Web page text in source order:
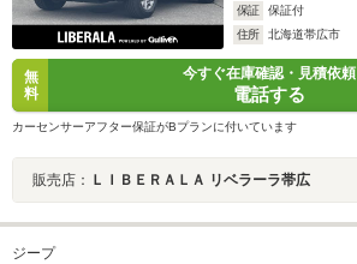
保証
保証付
住所
北海道帯広市
無
料
今すぐ在庫確認・見積依頼
電話する
カーセンサーアフター保証がBプランに付いています
販売店： ＬＩＢＥＲＡＬＡ リベラーラ帯広
ジープ